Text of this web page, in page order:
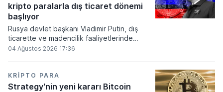
ve bitcoinin bu süreçte en hızlı tepki veren
varlık olacağı vurguladı.
kripto paralarla dış ticaret dönemi
başlıyor
Rusya devlet başkanı Vladimir Putin, dış
ticarette ve madencilik faaliyetlerinde
kripto varlıkların kullanımına onay veren
elde edilen dijital paraların belirli şartlar
altında dolaşımına ve menkul kıymet
04 Ağustos 2026 17:36
KRIPTO PARA
Strategy'nin yeni kararı Bitcoin